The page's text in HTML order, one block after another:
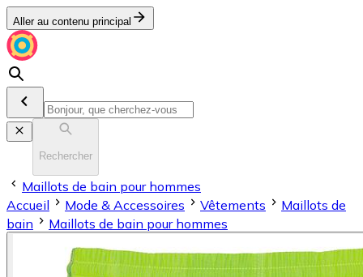
Aller au contenu principal
Rechercher
Maillots de bain pour hommes
Accueil
Mode & Accessoires Vêtements
Maillots de
bain
Maillots de bain pour hommes